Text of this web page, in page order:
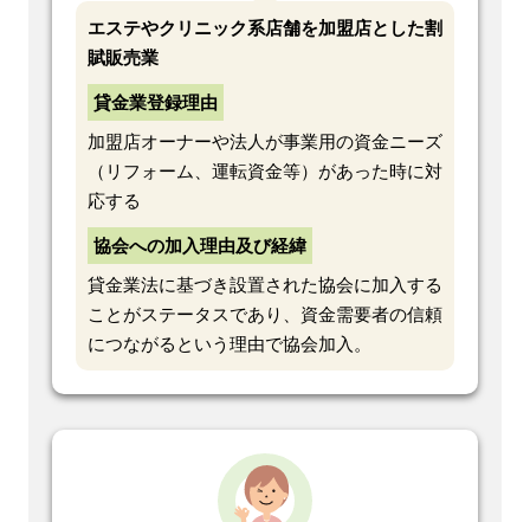
エステやクリニック系店舗を加盟店とした割
賦販売業
貸金業登録理由
加盟店オーナーや法人が事業用の資金ニーズ
（リフォーム、運転資金等）があった時に対
応する
協会への加入理由及び経緯
貸金業法に基づき設置された協会に加入する
ことがステータスであり、資金需要者の信頼
につながるという理由で協会加入。